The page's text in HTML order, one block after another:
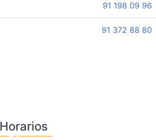
91 198 09 96
91 372 88 80
Horarios